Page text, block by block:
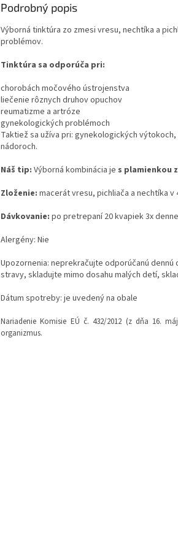
Podrobný popis
Výborná tinktúra zo zmesi vresu, nechtíka a
problémov.
Tinktúra sa odporúča pri:
chorobách močového ústrojenstva
liečenie rôznych druhov opuchov
reumatizme a artróze
gynekologických problémoch
Taktiež sa užíva pri: gynekologických
nádoroch.
Náš tip: Výborná kombinácia je s plamienkou
Zloženie: macerát vresu, pichliača a nechtíka v
Dávkovanie: po pretrepaní 20 kvapiek 3x
Alergény: Nie
Upozornenia: neprekračujte odporúčanú
stravy, skladujte mimo dosahu malých detí,
Dátum spotreby: je uvedený na obale
Nariadenie Komisie EÚ č. 432/2012 (z dňa 16.
organizmus.